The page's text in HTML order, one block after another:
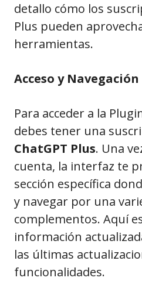
detallo cómo los
Plus pueden
herramientas.
Acceso y
Para acceder a la
debes tener una
ChatGPT Plus. Una
cuenta, la interfaz te
sección específica
y navegar por una
complementos. Aquí
información
las últimas
funcionalidades.